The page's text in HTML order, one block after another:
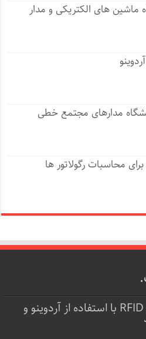
ماشین های الکتریکی و مدار
مدارهای مجتمع خطی
محاسبات رگولاتور ها
پروژه قفل‌ درب RFID با استفاده از آردوینو و